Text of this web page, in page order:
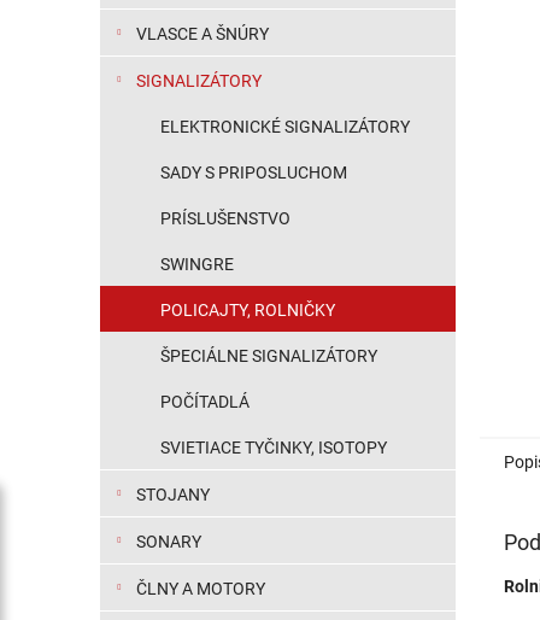
VLASCE A ŠNÚRY
SIGNALIZÁTORY
ELEKTRONICKÉ SIGNALIZÁTORY
SADY S PRIPOSLUCHOM
PRÍSLUŠENSTVO
SWINGRE
POLICAJTY, ROLNIČKY
ŠPECIÁLNE SIGNALIZÁTORY
POČÍTADLÁ
SVIETIACE TYČINKY, ISOTOPY
STOJANY
SONARY
ČLNY A MOTORY